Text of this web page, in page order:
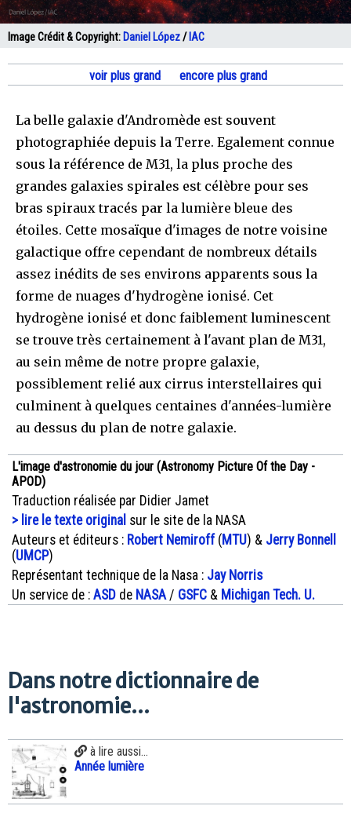
Image Crédit & Copyright: Daniel López/ IAC
voir plus grand encore plus grand
La belle galaxie d'Andromède est souvent
photographiée depuis la Terre. Egalement connue
sous la référence de M31, la plus proche des
grandes galaxies spirales est célèbre pour ses
bras spiraux tracés par la lumière bleue des
étoiles. Cette mosaïque d'images de notre voisine
galactique offre cependant de nombreux détails
assez inédits de ses environs apparents sous la
forme de nuages d'hydrogène ionisé. Cet
hydrogène ionisé et donc faiblement luminescent
se trouve très certainement à l'avant plan de M31,
au sein même de notre propre galaxie,
possiblement relié aux cirrus interstellaires qui
culminent à quelques centaines d'années-lumière
au dessus du plan de notre galaxie.
L'image d'astronomie du jour (Astronomy Picture Of the Day -
APOD)
Traduction réalisée par Didier Jamet
> lire le texte original sur le site de la NASA
Auteurs et éditeurs : Robert Nemiroff( MTU) & Jerry Bonnell
(UMCP)
Représentant technique de la Nasa : Jay Norris
Un service de : ASD de NASA/ GSFC & Michigan Tech. U.
Dans notre dictionnaire de
l'astronomie...
à lire aussi...
Année lumière